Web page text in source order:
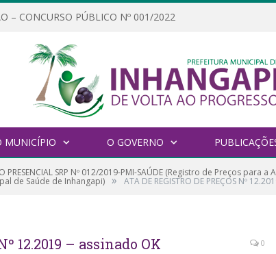
– CONCURSO PÚBLICO Nº 001/2022
MUNICÍPIO O GOVERNO
PRESENCIAL SRP Nº 012/2019-PMI-SAÚDE (Registro de Preços
de Saúde de Inhangapi) » ATA DE REGISTRO DE PREÇOS Nº
12.2019 – assinado OK 0